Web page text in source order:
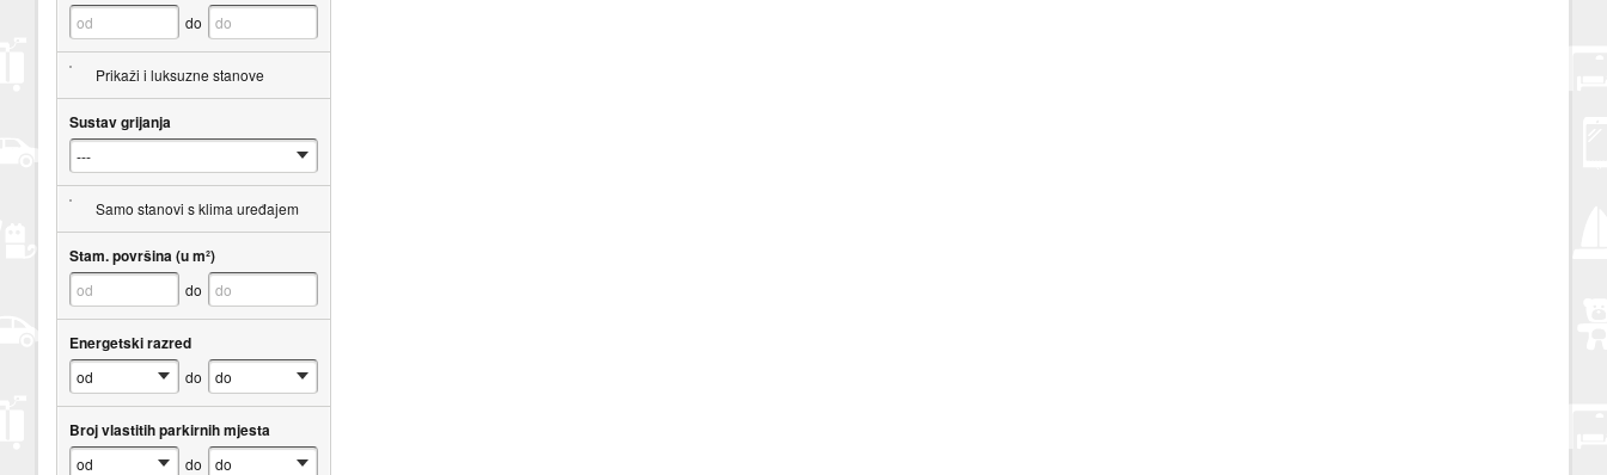
do
Prikaži i luksuzne stanove
Sustav grijanja
Samo stanovi s klima uređajem
Stam. površina (u m²)
do
Energetski razred
do
Broj vlastitih parkirnih mjesta
do